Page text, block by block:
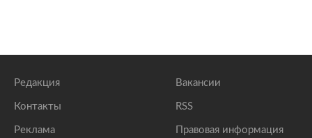
Редакция
Контакты
Реклама
Вакансии
RSS
Правовая информация